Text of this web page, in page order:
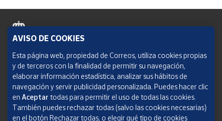
Política de cookies
Aviso legal
Condiciones del servicio
Política de Privacidad Web
AVISO DE COOKIES
Esta página web, propiedad de Correos, utiliza cookies propias
y de terceros con la finalidad de permitir su navegación,
elaborar información estadística, analizar sus hábitos de
navegación y servir publicidad personalizada. Puedes hacer clic
en Aceptar todas para permitir el uso de todas las cookies.
También puedes rechazar todas (salvo las cookies necesarias)
en el botón Rechazar todas, o elegir qué tipo de cookies